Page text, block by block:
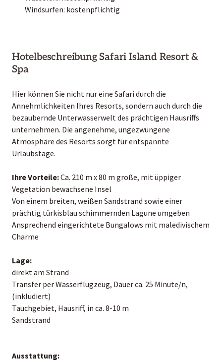
Windsurfen: kostenpflichtig
Hotelbeschreibung Safari Island Resort &
Spa
Hier können Sie nicht nur eine Safari durch die
Annehmlichkeiten Ihres Resorts, sondern auch durch die
bezaubernde Unterwasserwelt des prächtigen Hausriffs
unternehmen. Die angenehme, ungezwungene
Atmosphäre des Resorts sorgt für entspannte
Urlaubstage.
Ihre Vorteile:Ca. 210 m x 80 m große, mit üppiger
Vegetation bewachsene Insel
Von einem breiten, weißen Sandstrand sowie einer
prächtig türkisblau schimmernden Lagune umgeben
Ansprechend eingerichtete Bungalows mit maledivischem
Charme
Lage:
direkt am Strand
Transfer per Wasserflugzeug, Dauer ca. 25 Minute/n,
(inkludiert)
Tauchgebiet, Hausriff, in ca. 8-10 m
Sandstrand
Ausstattung: